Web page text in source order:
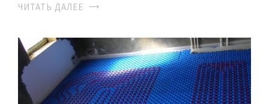
ЧИТАТЬ ДАЛЕЕ